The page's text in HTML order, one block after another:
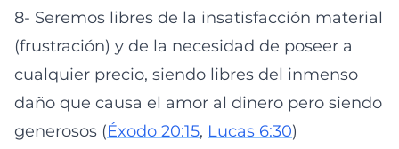
8- Seremos libres de la insatisfacción material
(frustración) y de la necesidad de poseer a
cualquier precio, siendo libres del inmenso
daño que causa el amor al dinero pero siendo
generosos (Éxodo 20:15, Lucas 6:30)